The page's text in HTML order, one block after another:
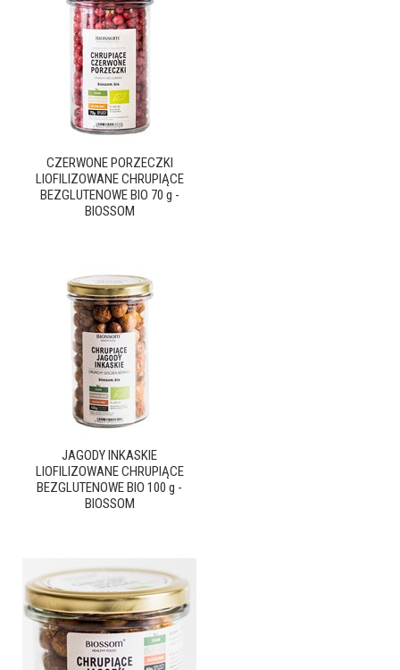
CZERWONE PORZECZKI
LIOFILIZOWANE CHRUPIĄCE
BEZGLUTENOWE BIO 70 g -
BIOSSOM
JAGODY INKASKIE
LIOFILIZOWANE CHRUPIĄCE
BEZGLUTENOWE BIO 100 g -
BIOSSOM